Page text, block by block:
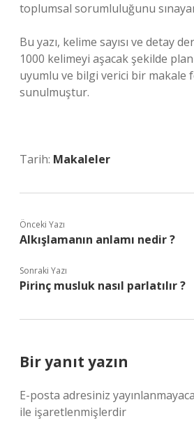
toplumsal sorumluluğunu
Bu yazı, kelime sayısı ve detay
1000 kelimeyi aşacak şekilde
uyumlu ve bilgi verici bir makale
sunulmuştur.
Tarih: Makaleler
Önceki Yazı
Alkışlamanın anlamı nedir ?
Sonraki Yazı
Pirinç musluk nasıl parlatılır ?
Bir yanıt yazın
E-posta adresiniz
ile işaretlenmişlerdir